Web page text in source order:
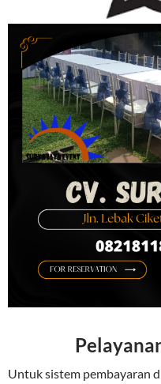
Untuk sistem pembayaran